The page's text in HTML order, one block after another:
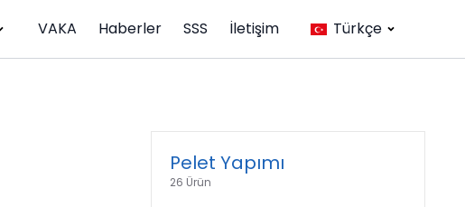
VAKA Haberler SSS İletişim Türkçe
Pelet Yapımı
26 Ürün